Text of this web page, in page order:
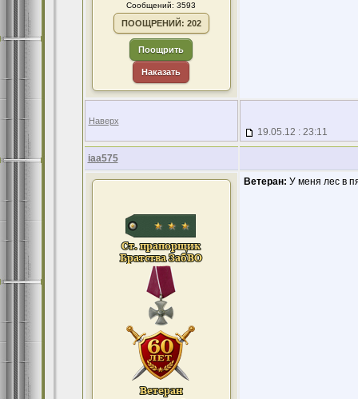
Сообщений: 3593
ПООЩРЕНИЙ: 202
Поощрить
Наказать
Наверх
19.05.12 : 23:11
iaa575
Ветеран: У меня лес в